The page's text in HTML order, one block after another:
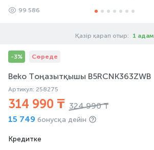
99 586
Қазір қарап отыр: 1 адам
-3% Сөреде
Beko Тоңазытқышы B5RCNK363ZWB
Артикул: 258275
314 990 ₸ 324 990 ₸
15 749 бонусқа дейін
Кредитке